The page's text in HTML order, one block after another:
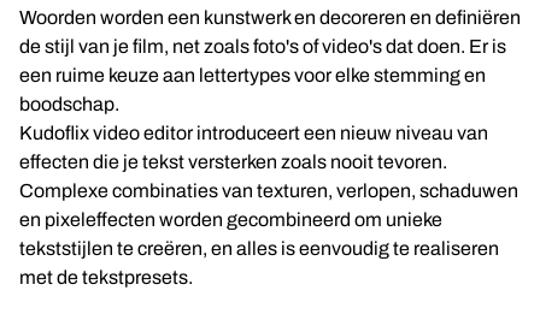
Woorden worden een kunstwerk en decoreren en definiëren
de stijl van je film, net zoals foto's of video's dat doen. Er is
een ruime keuze aan lettertypes voor elke stemming en
boodschap.
Kudoflix video editor introduceert een nieuw niveau van
effecten die je tekst versterken zoals nooit tevoren.
Complexe combinaties van texturen, verlopen, schaduwen
en pixeleffecten worden gecombineerd om unieke
tekststijlen te creëren, en alles is eenvoudig te realiseren
met de tekstpresets.